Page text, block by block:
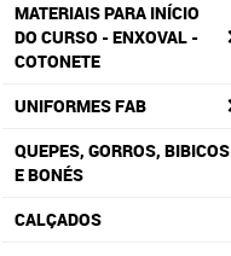
MATERIAIS PARA INÍCIO
DO CURSO - ENXOVAL -
COTONETE
UNIFORMES FAB
QUEPES, GORROS, BIBICOS
E BONÉS
CALÇADOS